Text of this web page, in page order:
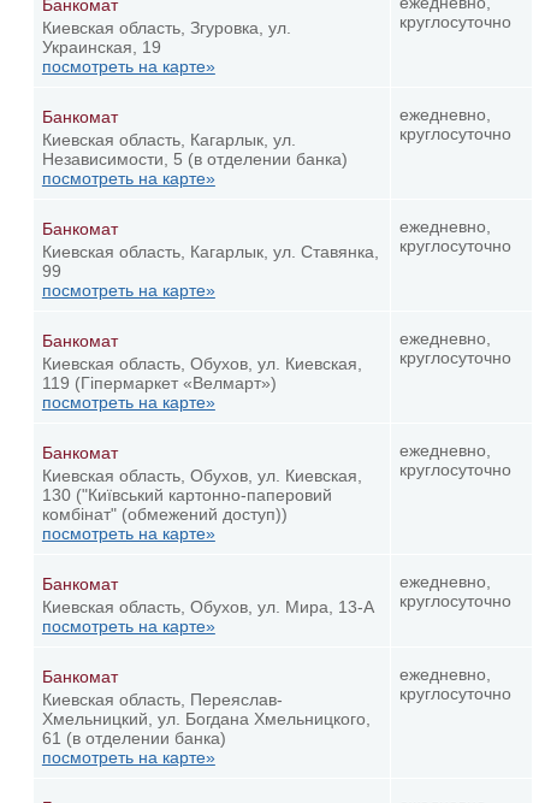
Банкомат
Киевская область, Згуровка, ул.
Украинская, 19
посмотреть на карте»
круглосуточно
Банкомат
Киевская область, Кагарлык, ул.
Независимости, 5 (в отделении банка)
посмотреть на карте»
ежедневно,
круглосуточно
Банкомат
Киевская область, Кагарлык, ул. Ставянка,
99
посмотреть на карте»
ежедневно,
круглосуточно
Банкомат
Киевская область, Обухов, ул. Киевская,
119 (Гіпермаркет «Велмарт»)
посмотреть на карте»
ежедневно,
круглосуточно
Банкомат
Киевская область, Обухов, ул. Киевская,
130 ("Київський картонно-паперовий
комбінат" (обмежений доступ))
посмотреть на карте»
ежедневно,
круглосуточно
Банкомат
Киевская область, Обухов, ул. Мира, 13-А
посмотреть на карте»
ежедневно,
круглосуточно
Банкомат
Киевская область, Переяслав-
Хмельницкий, ул. Богдана Хмельницкого,
61 (в отделении банка)
посмотреть на карте»
ежедневно,
круглосуточно